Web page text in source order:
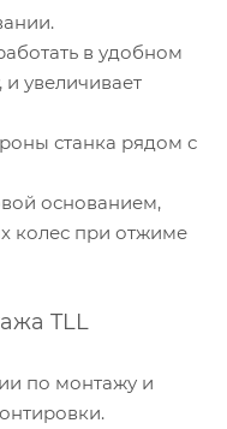
в удобном
увеличивает
станка рядом с
основанием,
колес при отжиме
TLL
по монтажу и